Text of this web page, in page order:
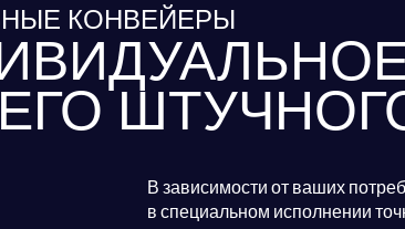
КОНВЕЙЕРЫ
В зависимости от ваших
в специальном исполнении